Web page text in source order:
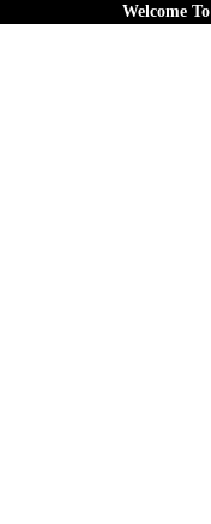
Welcome To